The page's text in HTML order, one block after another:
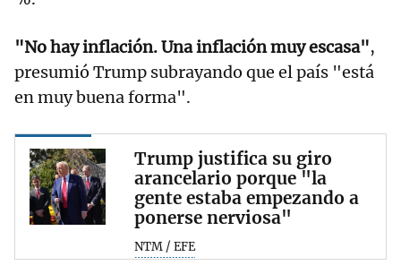
"No hay inflación. Una inflación muy escasa",
presumió Trump subrayando que el país "está
en muy buena forma".
Trump justifica su giro
arancelario porque "la
gente estaba empezando a
ponerse nerviosa"
NTM / EFE